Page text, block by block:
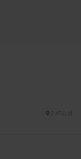
2.45公里